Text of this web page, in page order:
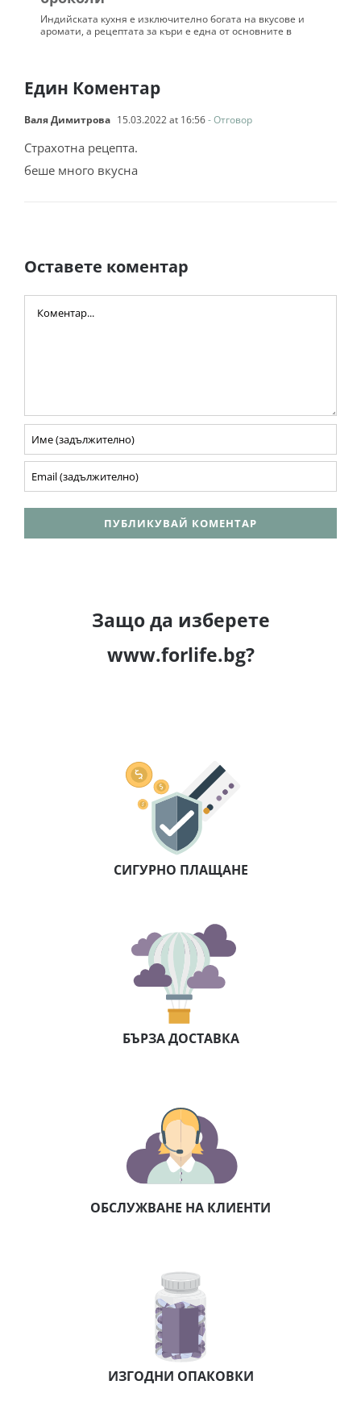
Индийската кухня е изключително богата на вкусове и
аромати, а рецептата за къри е една от основните в
Един Коментар
Валя Димитрова 15.03.2022 at 16:56- Отговор
Страхотна рецепта.
беше много вкусна
Оставете коментар
Comment
Защо да изберете
www.forlife.bg?
СИГУРНО ПЛАЩАНЕ
БЪРЗА ДОСТАВКА
ОБСЛУЖВАНЕ НА КЛИЕНТИ
ИЗГОДНИ ОПАКОВКИ